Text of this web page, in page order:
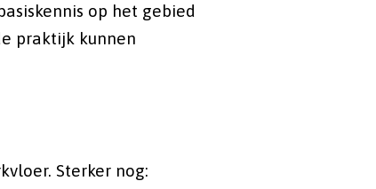
op het gebied
praktijk kunnen
Sterker nog: